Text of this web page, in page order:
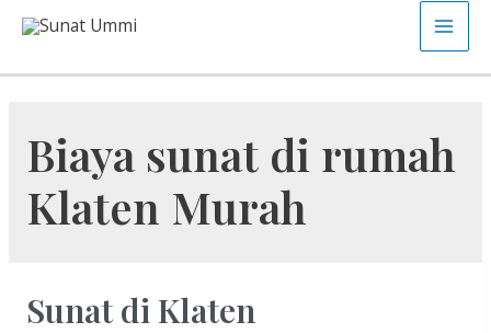
Skip
content
Main
Biaya sunat di rumah
Klaten Murah
Sunat di Klaten